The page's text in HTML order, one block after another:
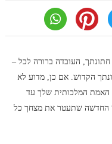
העובדה ברורה לכל –
הקדוש. אם כן, מדוע לא
האמת המלכותית שלך עד
החדשה שתעטר את מצחך כל